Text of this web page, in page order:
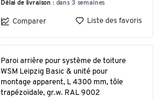
Délai de livraison : dans 3 semaines
Comparer Liste des favoris
Paroi arrière pour système de toiture
WSM Leipzig Basic & unité pour
montage apparent, L 4300 mm, tôle
trapézoïdale, gr.w. RAL 9002